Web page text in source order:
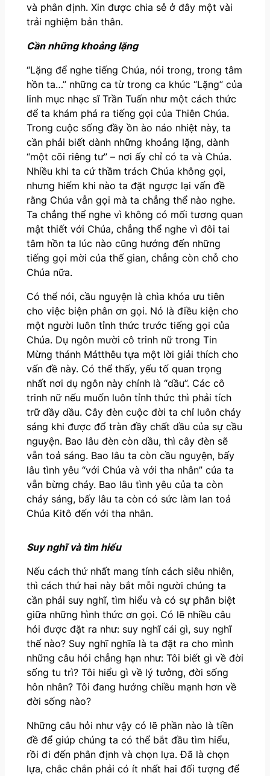
và phân định. Xin được chia sẻ ở đây một vài
trải nghiệm bản thân.
Cần những khoảng lặng
“Lặng để nghe tiếng Chúa, nói trong, trong tâm
hồn ta…” những ca từ trong ca khúc “Lặng” của
linh mục nhạc sĩ Trần Tuấn như một cách thức
để ta khám phá ra tiếng gọi của Thiên Chúa.
Trong cuộc sống đầy ồn ào náo nhiệt này, ta
cần phải biết dành những khoảng lặng, dành
“một cõi riêng tư” – nơi ấy chỉ có ta và Chúa.
Nhiều khi ta cứ thầm trách Chúa không gọi,
nhưng hiếm khi nào ta đặt ngược lại vấn đề
rằng Chúa vẫn gọi mà ta chẳng thể nào nghe.
Ta chẳng thể nghe vì không có mối tương quan
mật thiết với Chúa, chẳng thể nghe vì đôi tai
tâm hồn ta lúc nào cũng hướng đến những
tiếng gọi mời của thế gian, chẳng còn chỗ cho
Chúa nữa.
Có thể nói, cầu nguyện là chìa khóa ưu tiên
cho việc biện phân ơn gọi. Nó là điều kiện cho
một người luôn tỉnh thức trước tiếng gọi của
Chúa. Dụ ngôn mười cô trinh nữ trong Tin
Mừng thánh Mátthêu tựa một lời giải thích cho
vấn đề này. Có thể thấy, yếu tố quan trọng
nhất nơi dụ ngôn này chính là “dầu”. Các cô
trinh nữ nếu muốn luôn tỉnh thức thì phải tích
trữ đầy dầu. Cây đèn cuộc đời ta chỉ luôn cháy
sáng khi được đổ tràn đầy chất dầu của sự cầu
nguyện. Bao lâu đèn còn dầu, thì cây đèn sẽ
vẫn toả sáng. Bao lâu ta còn cầu nguyện, bấy
lâu tình yêu “với Chúa và với tha nhân” của ta
vẫn bừng cháy. Bao lâu tình yêu của ta còn
cháy sáng, bấy lâu ta còn có sức làm lan toả
Chúa Kitô đến với tha nhân.
Suy nghĩ và tìm hiểu
Nếu cách thứ nhất mang tính cách siêu nhiên,
thì cách thứ hai này bắt mỗi người chúng ta
cần phải suy nghĩ, tìm hiểu và có sự phân biệt
giữa những hình thức ơn gọi. Có lẽ nhiều câu
hỏi được đặt ra như: suy nghĩ cái gì, suy nghĩ
thế nào? Suy nghĩ nghĩa là ta đặt ra cho mình
những câu hỏi chẳng hạn như: Tôi biết gì về đời
sống tu trì? Tôi hiểu gì về lý tưởng, đời sống
hôn nhân? Tôi đang hướng chiều mạnh hơn về
đời sống nào?
Những câu hỏi như vậy có lẽ phần nào là tiền
đề để giúp chúng ta có thể bắt đầu tìm hiểu,
rồi đi đến phân định và chọn lựa. Đã là chọn
lựa, chắc chắn phải có ít nhất hai đối tượng để